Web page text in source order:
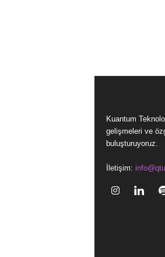
Kuantum
gelişmeleri ve
buluşturuyoruz.
İletişim: